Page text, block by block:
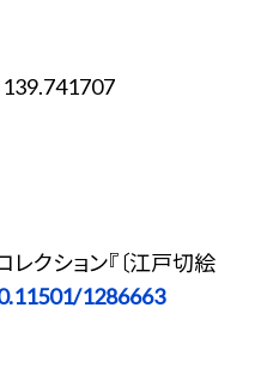
139.741707
クション『〔江戸切絵
1286663